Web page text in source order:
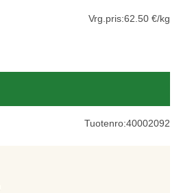
Vrg.pris:62.50 €/kg
Tuotenro:40002092